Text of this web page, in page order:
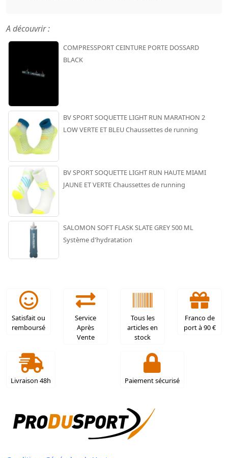
A découvrir :
COMPRESSPORT CEINTURE PORTE DOSSARD
BLACK
BV SPORT SOQUETTE LIGHT RUN MARATHON 2
LOW VERTE ET BLEU Chaussettes de running
BV SPORT SOQUETTE LIGHT RUN HAUTE MIAMI
JAUNE ET VERTE Chaussettes de running
SALOMON SOFT FLASK SLATE GREY 500 ML
Système d'hydratation
Satisfait ou
remboursé
Service
Après
Vente
Tous les
articles en
stock
Franco de
port à 90 €
Livraison 48h Paiement sécurisé